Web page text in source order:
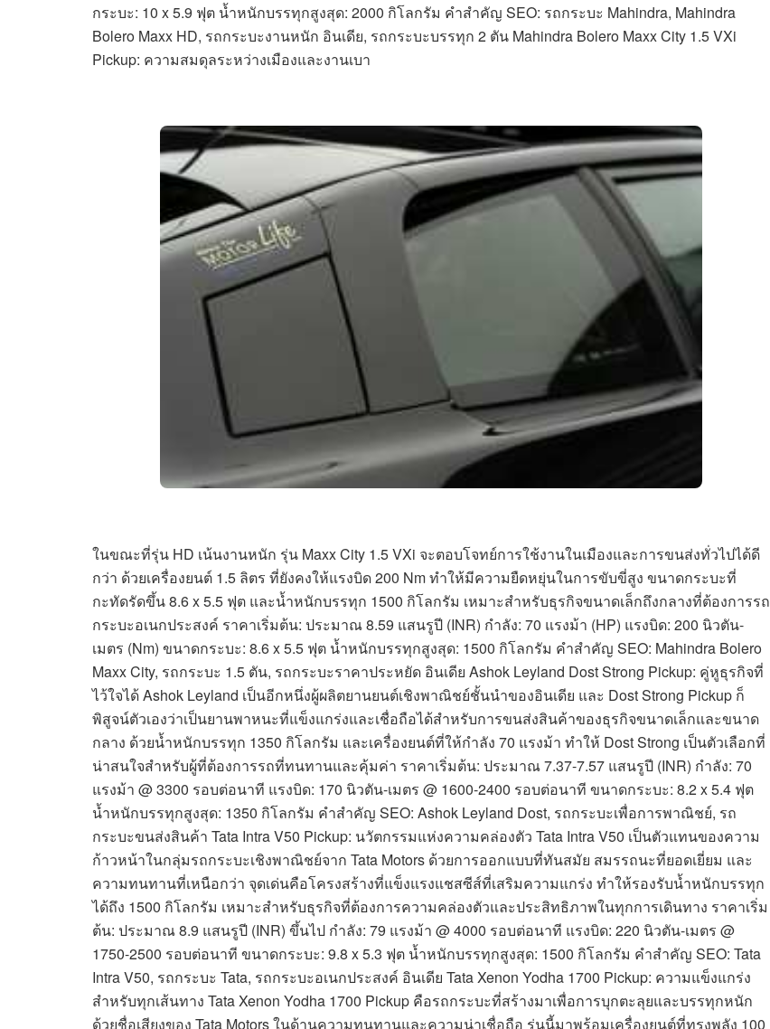
กระบะ: 10 x 5.9 ฟุต น้ำหนักบรรทุกสูงสุด: 2000 กิโลกรัม คำสำคัญ SEO: รถกระบะ Mahindra, Mahindra
Bolero Maxx HD, รถกระบะงานหนัก อินเดีย, รถกระบะบรรทุก 2 ตัน Mahindra Bolero Maxx City 1.5 VXi
Pickup: ความสมดุลระหว่างเมืองและงานเบา
ในขณะที่รุ่น HD เน้นงานหนัก รุ่น Maxx City 1.5 VXi จะตอบโจทย์การใช้งานในเมืองและการขนส่งทั่วไปได้ดี
กว่า ด้วยเครื่องยนต์ 1.5 ลิตร ที่ยังคงให้แรงบิด 200 Nm ทำให้มีความยืดหยุ่นในการขับขี่สูง ขนาดกระบะที่
กะทัดรัดขึ้น 8.6 x 5.5 ฟุต และน้ำหนักบรรทุก 1500 กิโลกรัม เหมาะสำหรับธุรกิจขนาดเล็กถึงกลางที่ต้องการรถ
กระบะอเนกประสงค์ ราคาเริ่มต้น: ประมาณ 8.59 แสนรูปี (INR) กำลัง: 70 แรงม้า (HP) แรงบิด: 200 นิวตัน-
เมตร (Nm) ขนาดกระบะ: 8.6 x 5.5 ฟุต น้ำหนักบรรทุกสูงสุด: 1500 กิโลกรัม คำสำคัญ SEO: Mahindra Bolero
Maxx City, รถกระบะ 1.5 ตัน, รถกระบะราคาประหยัด อินเดีย Ashok Leyland Dost Strong Pickup: คู่หูธุรกิจที่
ไว้ใจได้ Ashok Leyland เป็นอีกหนึ่งผู้ผลิตยานยนต์เชิงพาณิชย์ชั้นนำของอินเดีย และ Dost Strong Pickup ก็
พิสูจน์ตัวเองว่าเป็นยานพาหนะที่แข็งแกร่งและเชื่อถือได้สำหรับการขนส่งสินค้าของธุรกิจขนาดเล็กและขนาด
กลาง ด้วยน้ำหนักบรรทุก 1350 กิโลกรัม และเครื่องยนต์ที่ให้กำลัง 70 แรงม้า ทำให้ Dost Strong เป็นตัวเลือกที่
น่าสนใจสำหรับผู้ที่ต้องการรถที่ทนทานและคุ้มค่า ราคาเริ่มต้น: ประมาณ 7.37-7.57 แสนรูปี (INR) กำลัง: 70
แรงม้า @ 3300 รอบต่อนาที แรงบิด: 170 นิวตัน-เมตร @ 1600-2400 รอบต่อนาที ขนาดกระบะ: 8.2 x 5.4 ฟุต
น้ำหนักบรรทุกสูงสุด: 1350 กิโลกรัม คำสำคัญ SEO: Ashok Leyland Dost, รถกระบะเพื่อการพาณิชย์, รถ
กระบะขนส่งสินค้า Tata Intra V50 Pickup: นวัตกรรมแห่งความคล่องตัว Tata Intra V50 เป็นตัวแทนของความ
ก้าวหน้าในกลุ่มรถกระบะเชิงพาณิชย์จาก Tata Motors ด้วยการออกแบบที่ทันสมัย สมรรถนะที่ยอดเยี่ยม และ
ความทนทานที่เหนือกว่า จุดเด่นคือโครงสร้างที่แข็งแรงแชสซีส์ที่เสริมความแกร่ง ทำให้รองรับน้ำหนักบรรทุก
ได้ถึง 1500 กิโลกรัม เหมาะสำหรับธุรกิจที่ต้องการความคล่องตัวและประสิทธิภาพในทุกการเดินทาง ราคาเริ่ม
ต้น: ประมาณ 8.9 แสนรูปี (INR) ขึ้นไป กำลัง: 79 แรงม้า @ 4000 รอบต่อนาที แรงบิด: 220 นิวตัน-เมตร @
1750-2500 รอบต่อนาที ขนาดกระบะ: 9.8 x 5.3 ฟุต น้ำหนักบรรทุกสูงสุด: 1500 กิโลกรัม คำสำคัญ SEO: Tata
Intra V50, รถกระบะ Tata, รถกระบะอเนกประสงค์ อินเดีย Tata Xenon Yodha 1700 Pickup: ความแข็งแกร่ง
สำหรับทุกเส้นทาง Tata Xenon Yodha 1700 Pickup คือรถกระบะที่สร้างมาเพื่อการบุกตะลุยและบรรทุกหนัก
ด้วยชื่อเสียงของ Tata Motors ในด้านความทนทานและความน่าเชื่อถือ รุ่นนี้มาพร้อมเครื่องยนต์ที่ทรงพลัง 100